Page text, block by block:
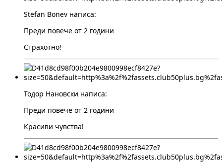
Stefan Bonev написа:
Преди повече от 2 години
Страхотно!
Тодор Нановски написа:
Преди повече от 2 години
Красиви чувства!